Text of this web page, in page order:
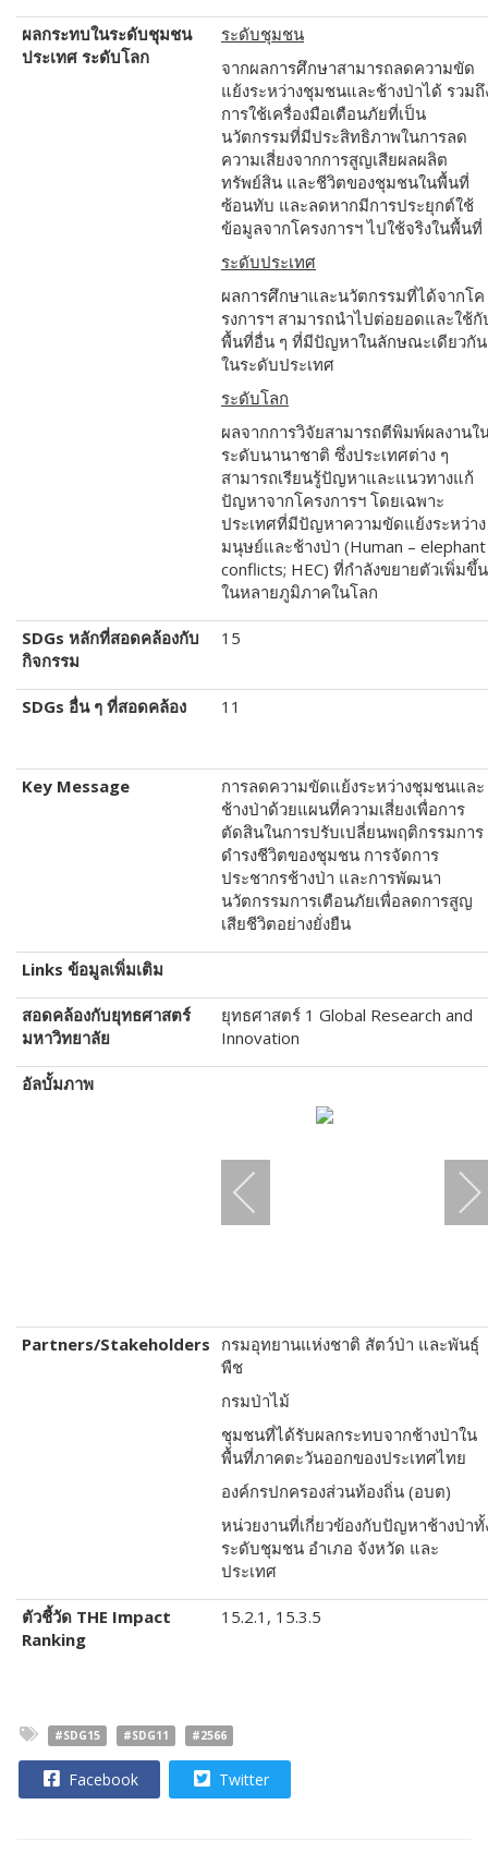
ผลกระทบในระดับชุมชน
ประเทศ ระดับโลก
ระดับชุมชน
จากผลการศึกษาสามารถลดความขัด
แย้งระหว่างชุมชนและช้างป่าได้ รวมถึ
การใช้เครื่องมือเตือนภัยที่เป็น
นวัตกรรมที่มีประสิทธิภาพในการลด
ความเสี่ยงจากการสูญเสียผลผลิต
ทรัพย์สิน และชีวิตของชุมชนในพื้นที่
ซ้อนทับ และลดหากมีการประยุกต์ใช้
ข้อมูลจากโครงการฯ ไปใช้จริงในพื้นที่
ระดับประเทศ
ผลการศึกษาและนวัตกรรมที่ได้จากโค
รงการฯ สามารถนำไปต่อยอดและใช้กั
พื้นที่อื่น ๆ ที่มีปัญหาในลักษณะเดียวกัน
ในระดับประเทศ
ระดับโลก
ผลจากการวิจัยสามารถตีพิมพ์ผลงานใ
ระดับนานาชาติ ซึ่งประเทศต่าง ๆ
สามารถเรียนรู้ปัญหาและแนวทางแก้
ปัญหาจากโครงการฯ โดยเฉพาะ
ประเทศที่มีปัญหาความขัดแย้งระหว่าง
มนุษย์และช้างป่า (Human – elephant
conflicts; HEC) ที่กำลังขยายตัวเพิ่มขึ้น
ในหลายภูมิภาคในโลก
SDGs หลักที่สอดคล้องกับ
กิจกรรม
15
SDGs อื่น ๆ ที่สอดคล้อง 11
Key Message
การลดความขัดแย้งระหว่างชุมชนและ
ช้างป่าด้วยแผนที่ความเสี่ยงเพื่อการ
ตัดสินในการปรับเปลี่ยนพฤติกรรมการ
ดำรงชีวิตของชุมชน การจัดการ
ประชากรช้างป่า และการพัฒนา
นวัตกรรมการเตือนภัยเพื่อลดการสูญ
เสียชีวิตอย่างยั่งยืน
Links ข้อมูลเพิ่มเติม
สอดคล้องกับยุทธศาสตร์
มหาวิทยาลัย
ยุทธศาสตร์ 1 Global Research and
Innovation
อัลบั้มภาพ
Partners/Stakeholders กรมอุทยานแห่งชาติ สัตว์ป่า และพันธุ์
พืช
กรมป่าไม้
ชุมชนที่ได้รับผลกระทบจากช้างป่าใน
พื้นที่ภาคตะวันออกของประเทศไทย
องค์กรปกครองส่วนท้องถิ่น (อบต)
หน่วยงานที่เกี่ยวข้องกับปัญหาช้างป่าทั้
ระดับชุมชน อำเภอ จังหวัด และ
ประเทศ
ตัวชี้วัด THE Impact
Ranking
15.2.1, 15.3.5
#SDG15 #SDG11 #2566
Facebook Twitter